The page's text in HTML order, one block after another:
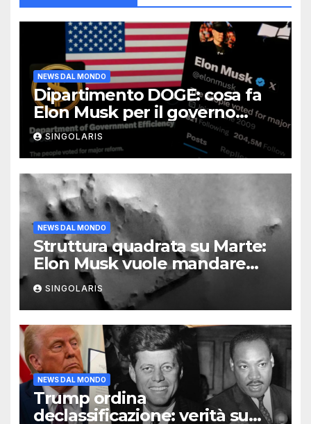
NEWS DAL MONDO
Dipartimento DOGE: cosa fa
Elon Musk per il governo
USA?
SINGOLARIS
NEWS DAL MONDO
Struttura quadrata su Marte:
Elon Musk vuole mandare
astronauti
SINGOLARIS
NEWS DAL MONDO
Trump ordina
declassificazione: verità su